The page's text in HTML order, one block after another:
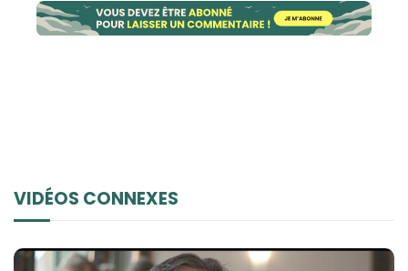
VIDÉOS CONNEXES